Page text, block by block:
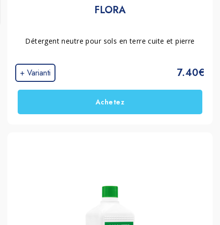
FLORA
Détergent neutre pour sols en terre cuite et pierre
+ Varianti 7.40€
Achetez